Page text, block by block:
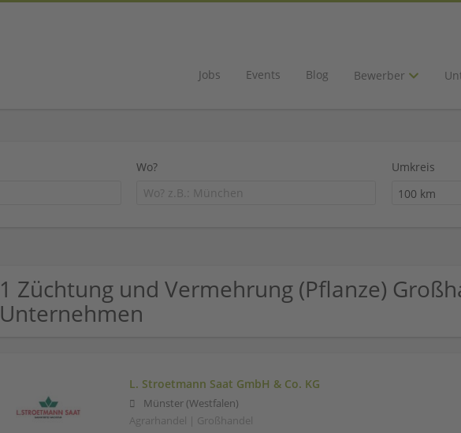
Jobs Events Blog Bewerber
Wo?
Umkreis
100 km
1 Züchtung und Vermehrung (Pflanze)
Unternehmen
L. Stroetmann Saat GmbH & Co. KG
Münster (Westfalen)
Agrarhandel | Großhandel